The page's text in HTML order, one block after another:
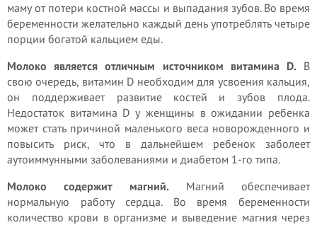
маму от потери костной массы и выпадания зубов. Во время
беременности желательно каждый день употреблять четыре
порции богатой кальцием еды.
Молоко является отличным источником витамина D.В
свою очередь, витамин D необходим для усвоения кальция,
он поддерживает развитие костей и зубов плода.
Недостаток витамина D у женщины в ожидании ребенка
может стать причиной маленького веса новорожденного и
повысить риск, что в дальнейшем ребенок заболеет
аутоиммунными заболеваниями и диабетом 1-го типа.
Молоко содержит магний. Магний обеспечивает
нормальную работу сердца. Во время беременности
количество крови в организме и выведение магния через